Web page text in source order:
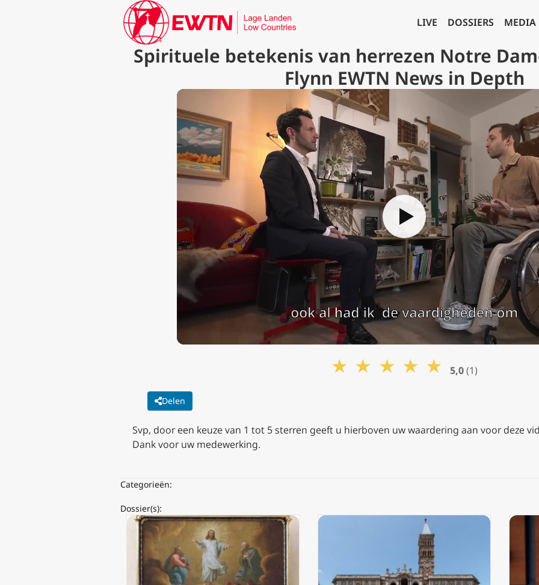
LIVE DOSSIERS MEDIA
Spirituele betekenis van herrezen Notre
Flynn EWTN News in Depth
★ ★ ★ ★ ★ 5,0(1)
Delen
Svp, door een keuze van 1 tot 5 sterren geeft u hierboven uw waardering aan voor deze
Dank voor uw medewerking.
Categorieën:
Dossier(s):